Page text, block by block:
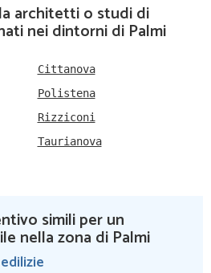
architetti o studi di
nei dintorni di Palmi
Cittanova
Polistena
Rizziconi
Taurianova
simili per un
nella zona di Palmi